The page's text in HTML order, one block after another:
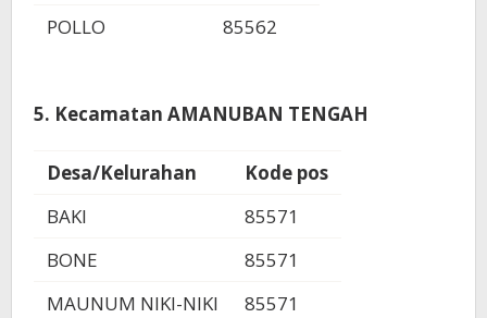
POLLO
85562
5. Kecamatan AMANUBAN TENGAH
Desa/Kelurahan
Kode pos
BAKI
85571
BONE
85571
MAUNUM NIKI-NIKI
85571